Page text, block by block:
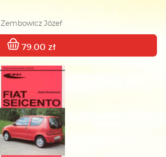
Zembowicz Józef
79.00 zł